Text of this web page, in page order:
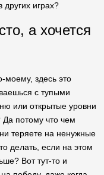
других играх?
а хочется
моему, здесь это
с тупыми
или открытые уровни
Да потому что чем
теряете на ненужные
делать, если на этом
Вот тут-то и